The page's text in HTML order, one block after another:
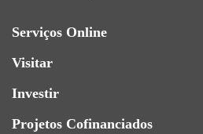
Serviços Online
Visitar
Investir
Projetos Cofinanciados